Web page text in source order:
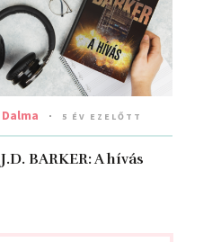
Dalma 5 ÉV EZELŐTT
J.D. BARKER: A ​hívás